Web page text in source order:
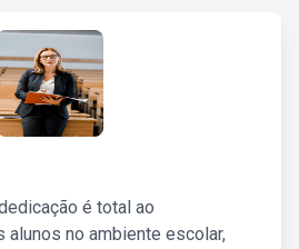
é total ao
no ambiente escolar,